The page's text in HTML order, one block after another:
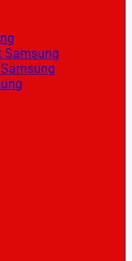
Samsung